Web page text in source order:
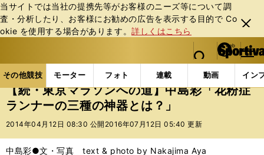
当サイトでは当社の提携先等がお客様のニーズ等について調
査・分析したり、お客様にお勧めの広告を表⽰する⽬的で Co
okie を使⽤する場合があります。詳しくはこちら
閉じ
る
web Sportiva (webスポルティーバ)
検索
マイペ
ー
ジ
メニュ
その他競技 モーター フォト 連載 動画 イン
ス
ポ
ル
その他競技の記事一覧 陸上 【続・東京マラソンへ
【続・東京マラソンへの道】中島彩「花粉症
ランナーの三種の神器とは？」
2014年04月12日 08:30 公開 2016年07月12日 05:40 更新
中島彩●文・写真 text & photo by Nakajima Aya